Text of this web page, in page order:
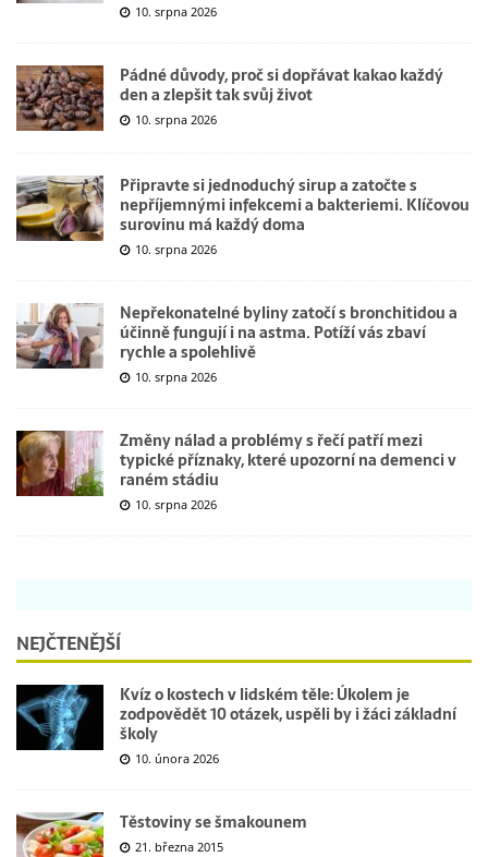
10. srpna 2026
Pádné důvody, proč si dopřávat kakao každý
den a zlepšit tak svůj život
10. srpna 2026
Připravte si jednoduchý sirup a zatočte s
nepříjemnými infekcemi a bakteriemi. Klíčovou
surovinu má každý doma
10. srpna 2026
Nepřekonatelné byliny zatočí s bronchitidou a
účinně fungují i na astma. Potíží vás zbaví
rychle a spolehlivě
10. srpna 2026
Změny nálad a problémy s řečí patří mezi
typické příznaky, které upozorní na demenci v
raném stádiu
10. srpna 2026
NEJČTENĚJŠÍ
Kvíz o kostech v lidském těle: Úkolem je
zodpovědět 10 otázek, uspěli by i žáci základní
školy
10. února 2026
Těstoviny se šmakounem
21. března 2015